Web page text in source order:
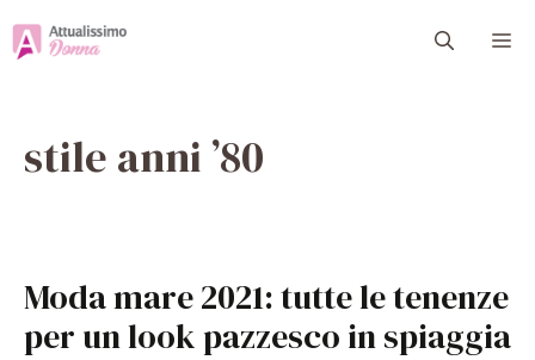
stile anni ’80
Moda mare 2021: tutte le tenenze
per un look pazzesco in spiaggia